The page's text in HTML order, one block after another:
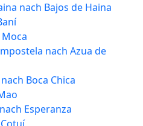
nach Bajos de Haina
nach Azua de
Boca Chica
Esperanza